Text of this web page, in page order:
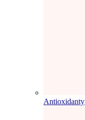
Antioxidanty